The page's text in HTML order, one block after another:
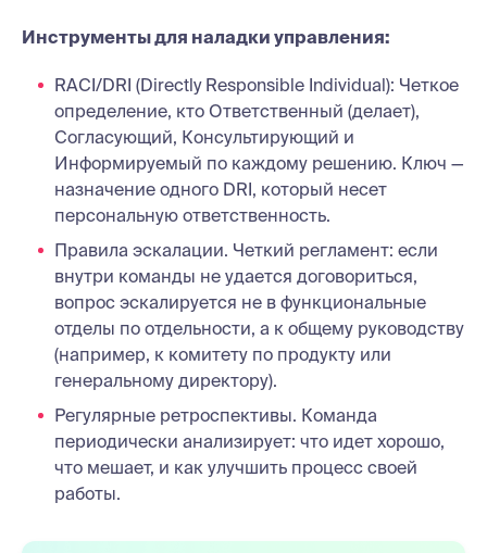
Инструменты для наладки управления:
RACI/DRI (Directly Responsible Individual): Четкое
определение, кто Ответственный (делает),
Согласующий, Консультирующий и
Информируемый по каждому решению. Ключ —
назначение одного DRI, который несет
персональную ответственность.
Правила эскалации. Четкий регламент: если
внутри команды не удается договориться,
вопрос эскалируется не в функциональные
отделы по отдельности, а к общему руководству
(например, к комитету по продукту или
генеральному директору).
Регулярные ретроспективы. Команда
периодически анализирует: что идет хорошо,
что мешает, и как улучшить процесс своей
работы.